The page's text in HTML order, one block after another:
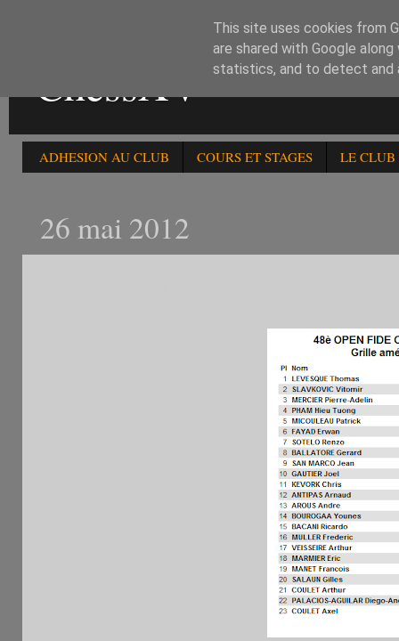
ChessXV
ADHESION AU CLUB COURS ET STAGES LE CLUB
26 mai 2012
This site uses cookies from
are shared with Google
statistics, and to detect and